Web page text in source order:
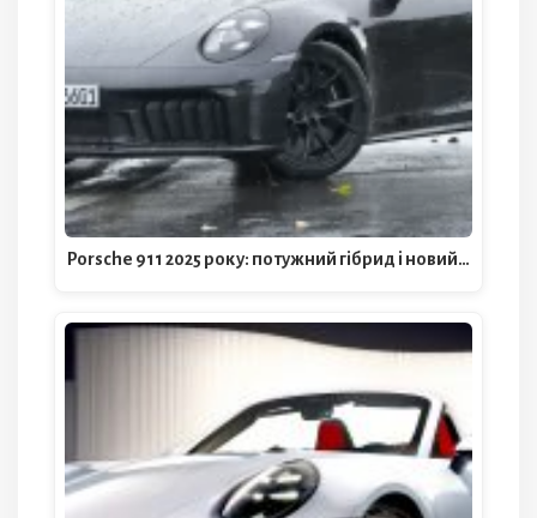
Porsche 911 2025 року: потужний гібрид і новий…